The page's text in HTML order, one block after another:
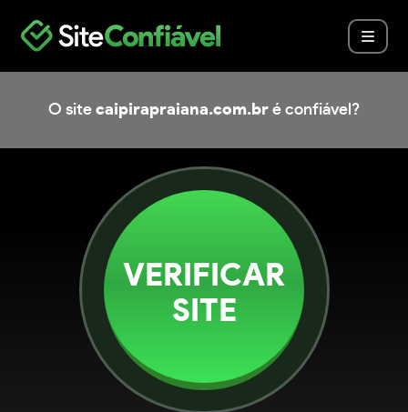
O site caipirapraiana.com.br é confiável?
VERIFICAR
SITE